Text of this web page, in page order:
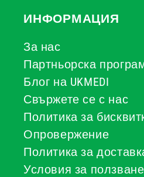
ИНФОРМАЦИЯ
За нас
Партньорска
Блог на UKMEDI
Свържете се с нас
Политика за
Опровержение
Политика за
Условия за ползване